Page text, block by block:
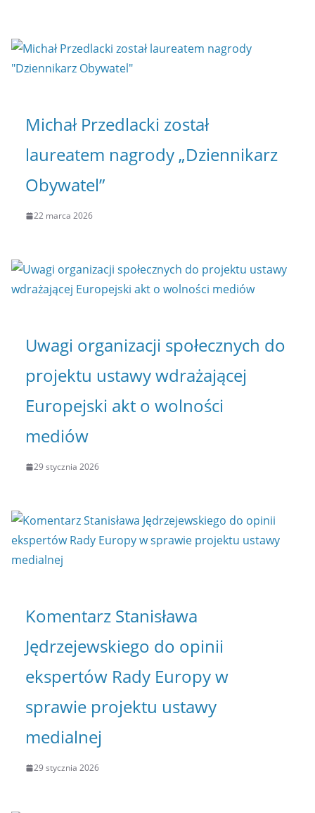
Michał Przedlacki został
laureatem nagrody „Dziennikarz
Obywatel”
22 marca 2026
Uwagi organizacji społecznych do
projektu ustawy wdrażającej
Europejski akt o wolności
mediów
29 stycznia 2026
Komentarz Stanisława
Jędrzejewskiego do opinii
ekspertów Rady Europy w
sprawie projektu ustawy
medialnej
29 stycznia 2026